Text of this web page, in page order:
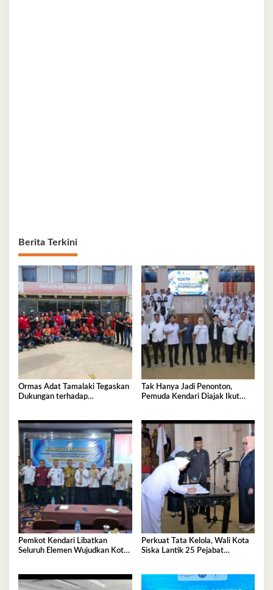
Berita Terkini
Ormas Adat Tamalaki Tegaskan
Dukungan terhadap
Tak Hanya Jadi Penonton,
Pemuda Kendari Diajak Ikut
Pemkot Kendari Libatkan
Seluruh Elemen Wujudkan Kota
Perkuat Tata Kelola, Wali Kota
Siska Lantik 25 Pejabat